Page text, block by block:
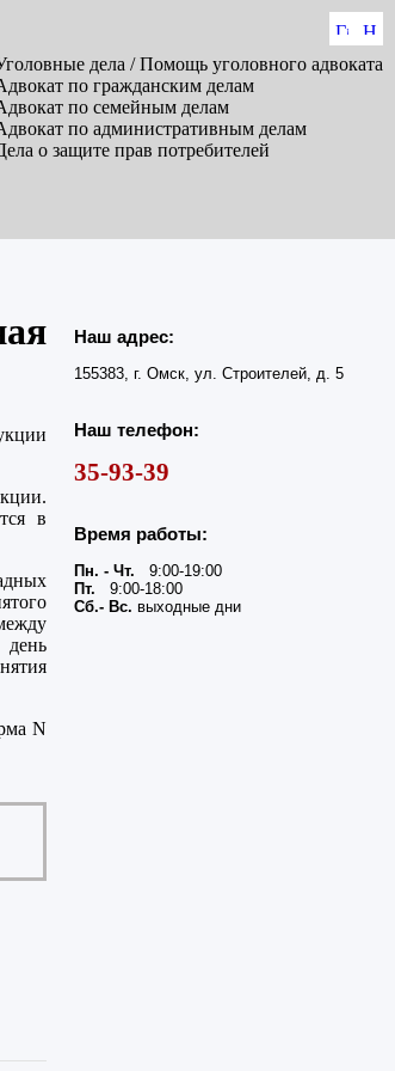
дела / Помощь уголовного адвоката
по гражданским делам
по семейным делам
по административным делам
о защите прав потребителей
в
N
Наш адрес:
155383, г. Омск, ул. Строителей, д. 5
Наш телефон:
35-93-39
Время работы:
Пн. - Чт. 9:00-19:00
Пт. 9:00-18:00
Сб.- Вс. выходные дни